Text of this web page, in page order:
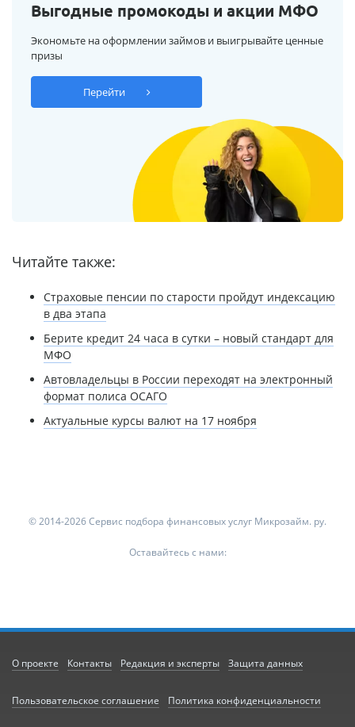
Выгодные промокоды и акции МФО
Экономьте на оформлении займов и выигрывайте ценные
призы
Перейти
Читайте также:
Страховые пенсии по старости пройдут индексацию
в два этапа
Берите кредит 24 часа в сутки – новый стандарт для
МФО
Автовладельцы в России переходят на электронный
формат полиса ОСАГО
Актуальные курсы валют на 17 ноября
© 2014-2026 Сервис подбора финансовых услуг Микрозайм. ру.
Оставайтесь с нами:
О проекте Контакты Редакция и эксперты Защита данных
Пользовательское соглашение Политика конфиденциальности